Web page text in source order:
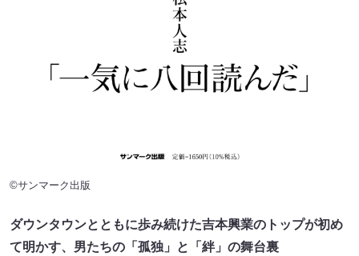
©サンマーク出版
ダウンタウンとともに歩み続けた吉本興業のトップが初め
て明かす、男たちの「孤独」と「絆」の舞台裏